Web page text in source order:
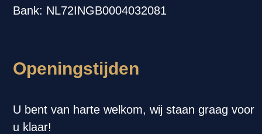
Bank: NL72INGB0004032081
Openingstijden
U bent van harte welkom, wij staan graag voor
u klaar!